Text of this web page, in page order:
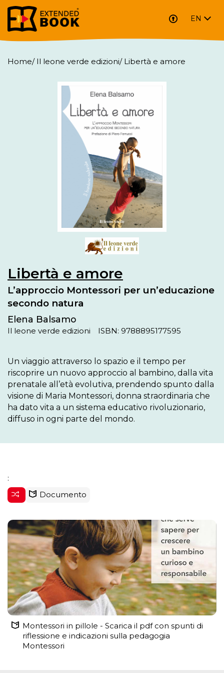
EN
Home/ Il leone verde edizioni/ Libertà e amore
Libertà e amore
L’approccio Montessori per un’educazione
secondo natura
Elena Balsamo
Il leone verde edizioni ISBN: 9788895177595
Un viaggio attraverso lo spazio e il tempo per
riscoprire un nuovo approccio al bambino, dalla vita
prenatale all’età evolutiva, prendendo spunto dalla
visione di Maria Montessori, donna straordinaria che
ha dato vita a un sistema educativo rivoluzionario,
diffuso in ogni parte del mondo.
:
Documento
Montessori in pillole - Scarica il pdf con spunti di
riflessione e indicazioni sulla pedagogia
Montessori